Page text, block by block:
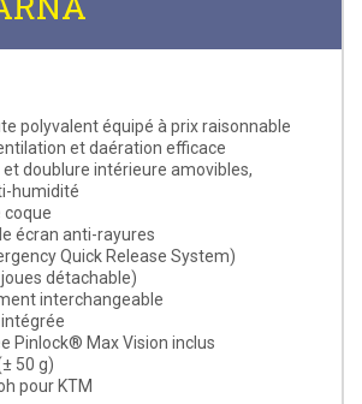
polyvalent équipé à prix raisonnable
et daération efficace
doublure intérieure amovibles,
humidité
coque
écran anti-rayures
Quick Release System)
détachable)
interchangeable
Pinlock® Max Vision inclus
50 g)
pour KTM